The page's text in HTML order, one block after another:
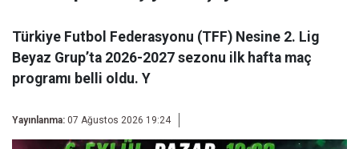
Türkiye Futbol Federasyonu (TFF) Nesine 2. Lig
Beyaz Grup’ta 2026-2027 sezonu ilk hafta maç
programı belli oldu. Y
Yayınlanma: 07 Ağustos 2026 19:24